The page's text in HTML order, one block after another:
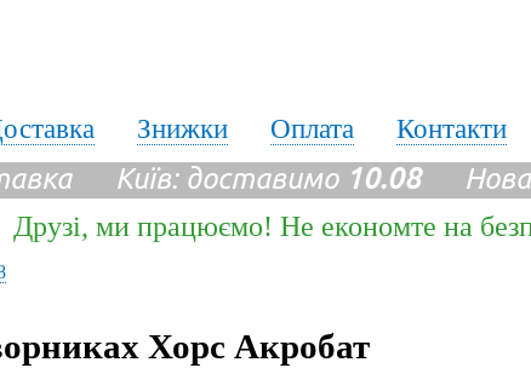
Знижки Оплата Контакти
Київ: доставимо 10.08Нова
Друзі, ми працюємо! Не економте на
Хорс Акробат